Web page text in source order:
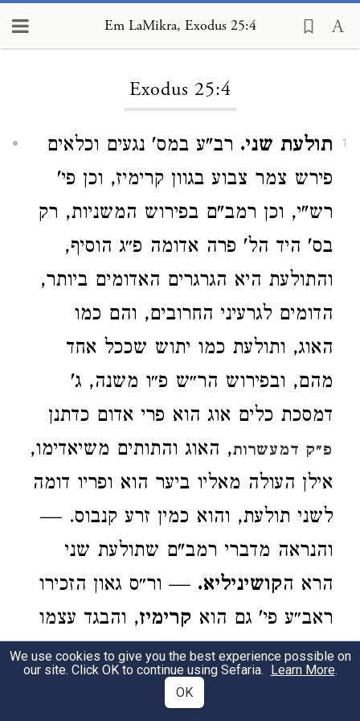
Em LaMikra, Exodus 25:4
Exodus 25:4
1 תולעת שני. רב"ע במס' נגעים וכלאים
פירש צמר צבוע בגוון קרימיז, וכן פי'
רש"י, וכן רמב"ם בפירוש המשניות, רק
בס' היד הל' פרה אדומה פ״ג הוסיף,
והתולעת היא הגרגרים האדומים ביותר,
הדומים לגרעיני החרובים, והם כמו
האוג, ותולעת כמו יתוש שככל אחד
מהם, ובפירוש הר״ש פ״ו משנה, ג'
דמסכת כלים אוג הוא פרי אדום כדתנן
פ״ק דמעשרות, האוג והתותים משיאדימו,
אילן העולה מאליו ביער הוא ופריו דומה
לשני תולעת, והוא כמין זרע קנבוס. —
והנראה מדברי רמב"ם שתולעת שני
הרא הקושיניליא. — ור״ס גאון הזכירו
ראב״ע פי' גם הוא קרימיז, והבגד עצמו
פירש ראב"ע ולא הוציאו ממש מפשט
הכתוב, כי תולעת שני פירושו לדעתו
We use cookies to give you the best experience possible on
our site. Click OK to continue using Sefaria. Learn More.
OK